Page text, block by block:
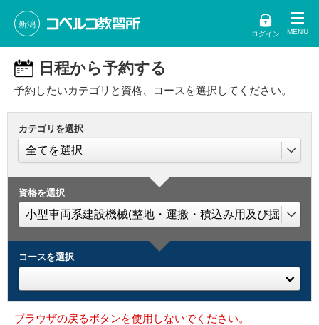
新潟
ログイン
日程から予約する
予約したいカテゴリと資格、コースを選択してください。
カテゴリを選択
資格を選択
コースを選択
ブラウザの戻るボタンを使用しないでください。